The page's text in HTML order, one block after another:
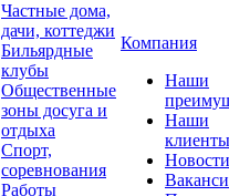
Частные дома,
дачи, коттеджи
Бильярдные
клубы
Общественные
зоны досуга и
отдыха
Спорт,
соревнования
Работы
Компания
Наши
Наши
клиенты
Новости